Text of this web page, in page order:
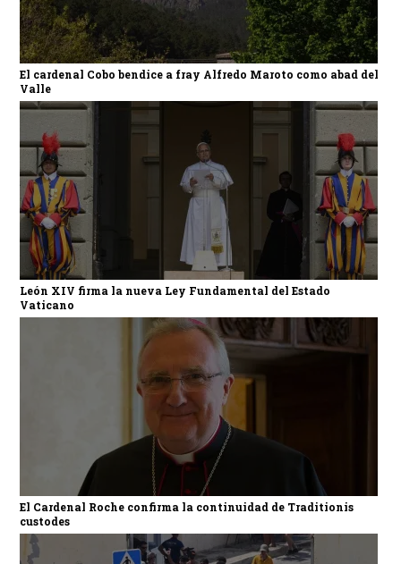
El cardenal Cobo bendice a fray Alfredo Maroto como abad del
Valle
León XIV firma la nueva Ley Fundamental del Estado
Vaticano
El Cardenal Roche confirma la continuidad de Traditionis
custodes